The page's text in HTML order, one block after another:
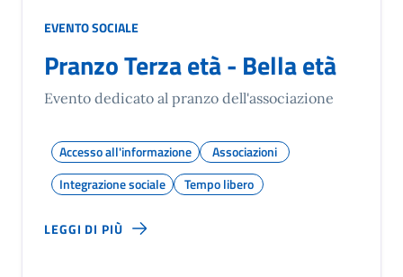
EVENTO SOCIALE
Pranzo Terza età - Bella età
Evento dedicato al pranzo dell'associazione
Accesso all'informazione
Associazioni
Integrazione sociale
Tempo libero
LEGGI DI PIÙ